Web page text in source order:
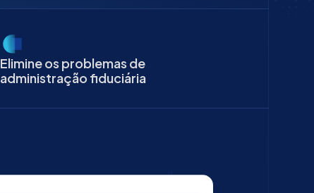
Elimine os problemas de
administração fiduciária